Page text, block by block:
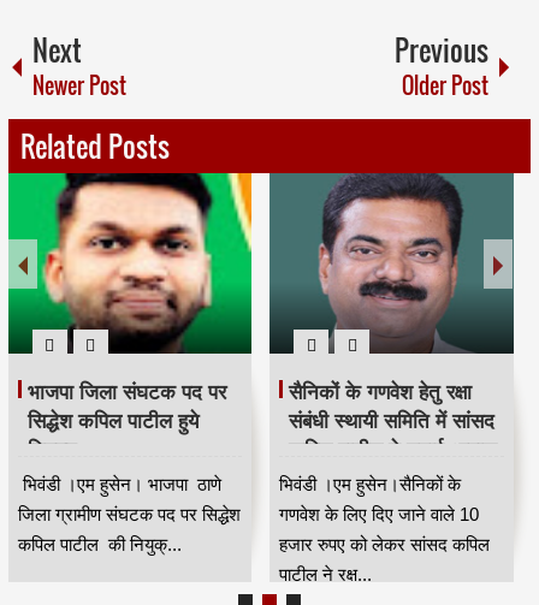
Next
Newer Post
Previous
Older Post
Related Posts
भाजपा जिला संघटक पद पर
सिद्धेश कपिल पाटील हुये
नियुक्त
भिवंडी ।एम हुसेन। भाजपा ठाणे
जिला ग्रामीण संघटक पद पर सिद्धेश
कपिल पाटील की नियुक्...
सैनिकों के गणवेश हेतु रक्षा
संबंधी स्थायी समिति में सांसद
कपिल पाटील ने उठाई आवाज
भिवंडी ।एम हुसेन।सैनिकों के
गणवेश के लिए दिए जाने वाले 10
हजार रुपए को लेकर सांसद कपिल
पाटील ने रक्ष...